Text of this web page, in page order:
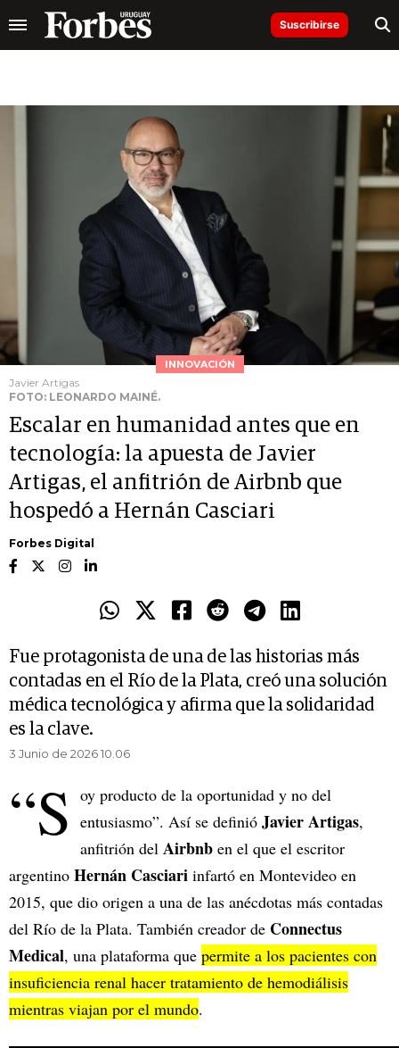
Suscribirse
INNOVACIÓN
Javier Artigas
FOTO: LEONARDO MAINÉ.
Escalar en humanidad antes que en
tecnología: la apuesta de Javier
Artigas, el anfitrión de Airbnb que
hospedó a Hernán Casciari
Forbes Digital
Fue protagonista de una de las historias más
contadas en el Río de la Plata, creó una solución
médica tecnológica y afirma que la solidaridad
es la clave.
3 Junio de 2026 10.06
“S oy producto de la oportunidad y no del
entusiasmo”. Así se definió Javier Artigas,
anfitrión del Airbnb en el que el escritor
argentino Hernán Casciari infartó en Montevideo en
2015, que dio origen a una de las anécdotas más contadas
del Río de la Plata. También creador de Connectus
Medical, una plataforma que permite a los pacientes con
insuficiencia renal hacer tratamiento de hemodiálisis
mientras viajan por el mundo.